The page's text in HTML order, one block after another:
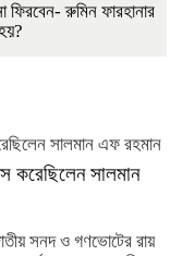
ফিরবেন- রুমিন ফারহানার
করেছিলেন সালমান